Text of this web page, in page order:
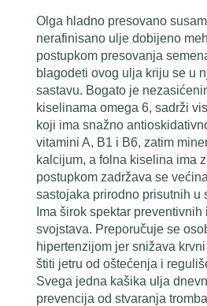
Olga hladno presovano
nerafinisano ulje dobijeno
postupkom presovanja
blagodeti ovog ulja kriju se u
sastavu. Bogato je
kiselinama omega 6, sadrži
koji ima snažno
vitamini A, B1 i B6, zatim
kalcijum, a folna kiselina ima
postupkom zadržava se
sastojaka prirodno prisutnih u
Ima širok spektar preventivnih
svojstava. Preporučuje se
hipertenzijom jer snižava
štiti jetru od oštećenja i
Svega jedna kašika ulja
prevencija od stvaranja